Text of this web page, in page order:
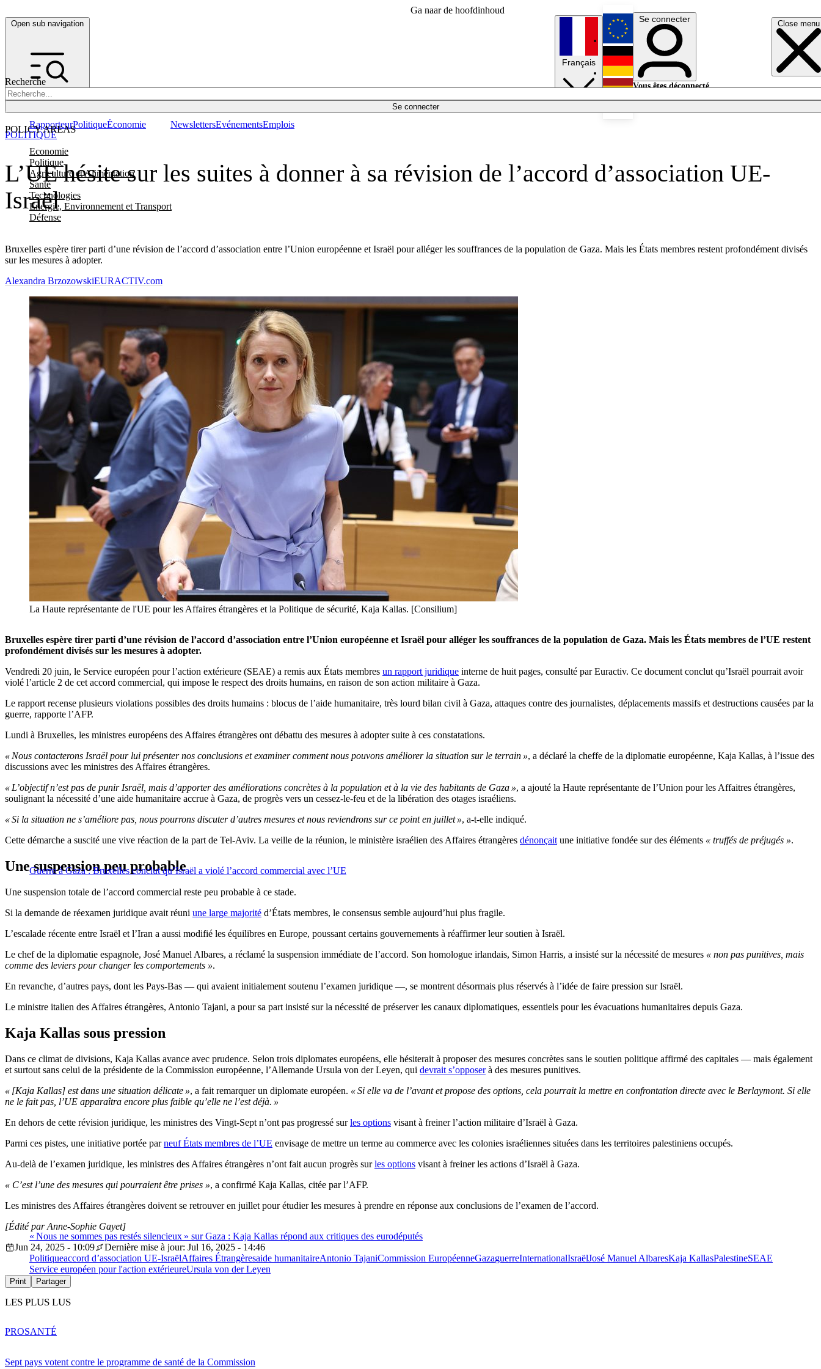
Ga naar de hoofdinhoud
Open sub navigation Close menu
Recherche
Se connecter
POLICY AREAS
Economie
Politique
Agriculture et Alimentation
Santé
Technologies
Energie, Environnement et Transport
Défense
RapporteurPolitiqueÉconomie NewslettersEvénementsEmplois
Français
English
Deutsch
Se connecter
Vous êtes déconnecté.
L’UE hésite sur les suites à donner à sa révision de l’accord d’association UE-
Israël
Bruxelles espère tirer parti d’une révision de l’accord d’association entre l’Union européenne et Israël pour alléger les souffrances de la population de Gaza. Mais les États membres restent profondément divisés
sur les mesures à adopter.
POLITIQUE
Alexandra BrzozowskiEURACTIV.com
La Haute représentante de l'UE pour les Affaires étrangères et la Politique de sécurité, Kaja Kallas. [Consilium]
Bruxelles espère tirer parti d’une révision de l’accord d’association entre l’Union européenne et Israël pour alléger les souffrances de la population de Gaza. Mais les États membres de l’UE restent
profondément divisés sur les mesures à adopter.
Vendredi 20 juin, le Service européen pour l’action extérieure (SEAE) a remis aux États membres un rapport juridique interne de huit pages, consulté par Euractiv. Ce document conclut qu’Israël pourrait avoir
violé l’article 2 de cet accord commercial, qui impose le respect des droits humains, en raison de son action militaire à Gaza.
Le rapport recense plusieurs violations possibles des droits humains : blocus de l’aide humanitaire, très lourd bilan civil à Gaza, attaques contre des journalistes, déplacements massifs et destructions causées par la
guerre, rapporte l’AFP.
Lundi à Bruxelles, les ministres européens des Affaires étrangères ont débattu des mesures à adopter suite à ces constatations.
« Nous contacterons Israël pour lui présenter nos conclusions et examiner comment nous pouvons améliorer la situation sur le terrain », a déclaré la cheffe de la diplomatie européenne, Kaja Kallas, à l’issue des
discussions avec les ministres des Affaires étrangères.
« L’objectif n’est pas de punir Israël, mais d’apporter des améliorations concrètes à la population et à la vie des habitants de Gaza », a ajouté la Haute représentante de l’Union pour les Affaitres étrangères,
soulignant la nécessité d’une aide humanitaire accrue à Gaza, de progrès vers un cessez-le-feu et de la libération des otages israéliens.
« Si la situation ne s’améliore pas, nous pourrons discuter d’autres mesures et nous reviendrons sur ce point en juillet », a-t-elle indiqué.
Cette démarche a suscité une vive réaction de la part de Tel-Aviv. La veille de la réunion, le ministère israélien des Affaires étrangères dénonçait une initiative fondée sur des éléments « truffés de préjugés ».
Guerre à Gaza : Bruxelles conclut qu’Israël a violé l’accord commercial avec l’UE
Une suspension peu probable
Une suspension totale de l’accord commercial reste peu probable à ce stade.
Si la demande de réexamen juridique avait réuni une large majorité d’États membres, le consensus semble aujourd’hui plus fragile.
L’escalade récente entre Israël et l’Iran a aussi modifié les équilibres en Europe, poussant certains gouvernements à réaffirmer leur soutien à Israël.
Le chef de la diplomatie espagnole, José Manuel Albares, a réclamé la suspension immédiate de l’accord. Son homologue irlandais, Simon Harris, a insisté sur la nécessité de mesures « non pas punitives, mais
comme des leviers pour changer les comportements ».
En revanche, d’autres pays, dont les Pays-Bas — qui avaient initialement soutenu l’examen juridique —, se montrent désormais plus réservés à l’idée de faire pression sur Israël.
Le ministre italien des Affaires étrangères, Antonio Tajani, a pour sa part insisté sur la nécessité de préserver les canaux diplomatiques, essentiels pour les évacuations humanitaires depuis Gaza.
Kaja Kallas sous pression
Dans ce climat de divisions, Kaja Kallas avance avec prudence. Selon trois diplomates européens, elle hésiterait à proposer des mesures concrètes sans le soutien politique affirmé des capitales — mais également
et surtout sans celui de la présidente de la Commission européenne, l’Allemande Ursula von der Leyen, qui devrait s’opposerà des mesures punitives.
« [Kaja Kallas] est dans une situation délicate », a fait remarquer un diplomate européen. « Si elle va de l’avant et propose des options, cela pourrait la mettre en confrontation directe avec le Berlaymont. Si elle
ne le fait pas, l’UE apparaîtra encore plus faible qu’elle ne l’est déjà. »
En dehors de cette révision juridique, les ministres des Vingt-Sept n’ont pas progressé surles options visant à freiner l’action militaire d’Israël à Gaza.
Parmi ces pistes, une initiative portée parneuf États membres de l’UE envisage de mettre un terme au commerce avec les colonies israéliennes situées dans les territoires palestiniens occupés.
Au-delà de l’examen juridique, les ministres des Affaires étrangères n’ont fait aucun progrès surles options visant à freiner les actions d’Israël à Gaza.
« C’est l’une des mesures qui pourraient être prises », a confirmé Kaja Kallas, citée par l’AFP.
Les ministres des Affaires étrangères doivent se retrouver en juillet pour étudier les mesures à prendre en réponse aux conclusions de l’examen de l’accord.
« Nous ne sommes pas restés silencieux » sur Gaza : Kaja Kallas répond aux critiques des eurodéputés
[Édité par Anne-Sophie Gayet]
Jun 24, 2025 - 10:09
Dernière mise à jour: Jul 16, 2025 - 14:46
Politiqueaccord d’association UE-IsraëlAffaires Étrangèresaide humanitaireAntonio TajaniCommission EuropéenneGazaguerreInternationalIsraëlJosé Manuel AlbaresKaja KallasPalestineSEAE
Service européen pour l'action extérieureUrsula von der Leyen
Print Partager
LES PLUS LUS
Sept pays votent contre le programme de santé de la Commission
PROSANTÉ